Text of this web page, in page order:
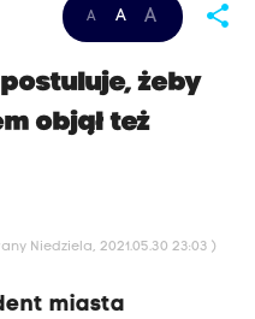
A A A share
żeby
objął też
Niedziela, 2021.05.30 23:03 )
miasta